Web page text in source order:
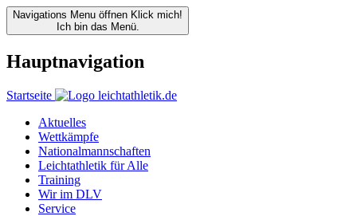
Navigations Menu öffnen Klick mich!
Ich bin das Menü.
Hauptnavigation
Startseite
Aktuelles
Wettkämpfe
Nationalmannschaften
Leichtathletik für Alle
Training
Wir im DLV
Service